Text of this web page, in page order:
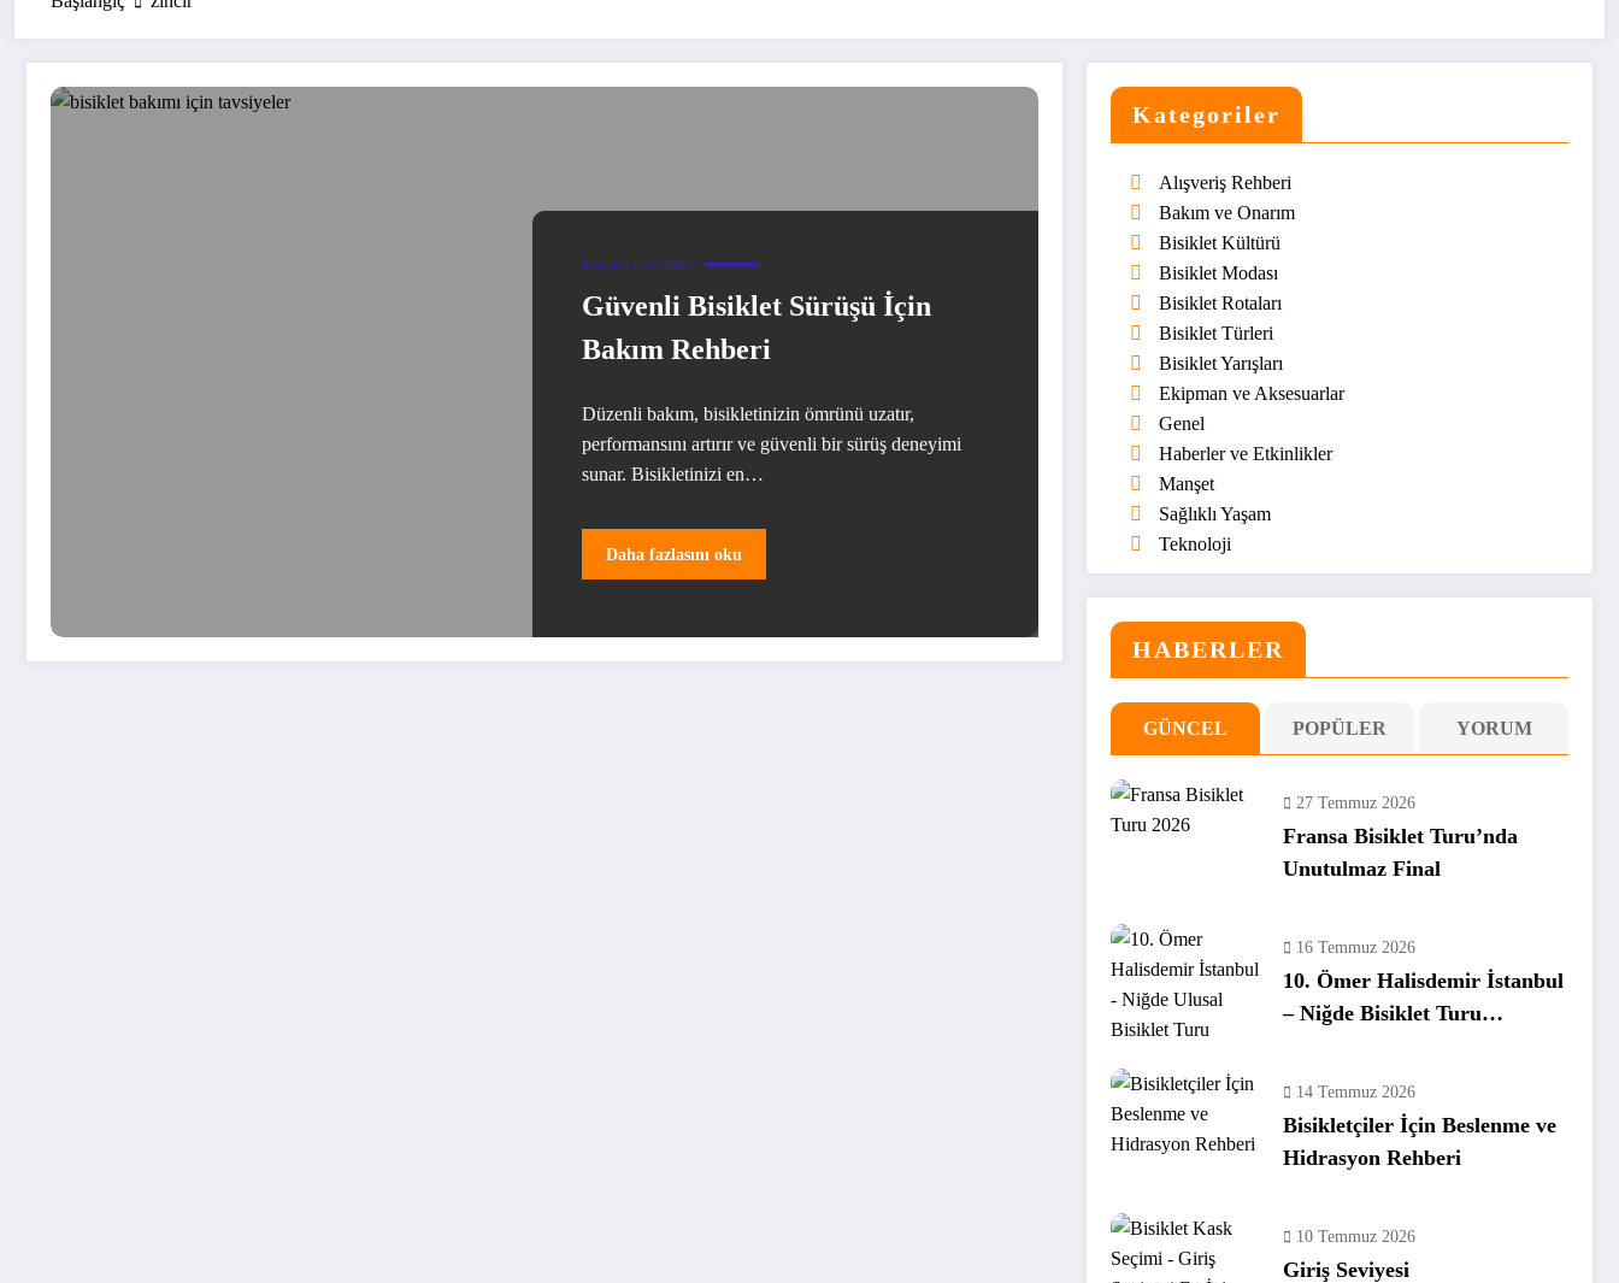
BAKIM VE ONARIM
Güvenli Bisiklet Sürüşü İçin
Bakım Rehberi
Düzenli bakım, bisikletinizin ömrünü uzatır,
performansını artırır ve güvenli bir sürüş deneyimi
sunar. Bisikletinizi en…
Daha fazlasını oku
Kategoriler
Alışveriş Rehberi
Bakım ve Onarım
Bisiklet Kültürü
Bisiklet Modası
Bisiklet Rotaları
Bisiklet Türleri
Bisiklet Yarışları
Ekipman ve Aksesuarlar
Genel
Haberler ve Etkinlikler
Manşet
Sağlıklı Yaşam
Teknoloji
HABERLER
GÜNCEL POPÜLER YORUM
27 Temmuz 2026
Fransa Bisiklet Turu’nda
Unutulmaz Final
16 Temmuz 2026
10. Ömer Halisdemir İstanbul
– Niğde Bisiklet Turu
14 Temmuz 2026
Bisikletçiler İçin Beslenme ve
Hidrasyon Rehberi
10 Temmuz 2026
Giriş Seviyesi